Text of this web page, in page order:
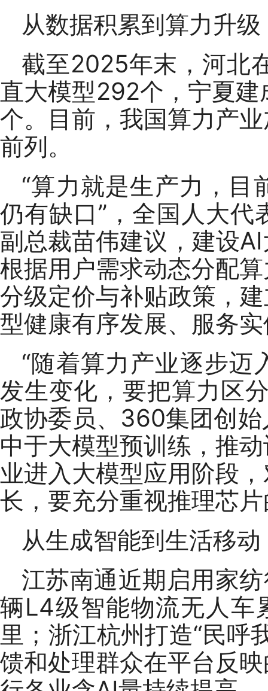
从数据积累到算力升级
截至2025年末，河北
直大模型292个，宁夏
个。目前，我国算力产
前列。
“算力就是生产力，目
仍有缺口”，全国人大
副总裁苗伟建议，建设
根据用户需求动态分配
分级定价与补贴政策，
型健康有序发展、服务
“随着算力产业逐步迈
发生变化，要把算力区
政协委员、360集团创
中于大模型预训练，推
业进入大模型应用阶段
长，要充分重视推理芯
从生成智能到生活移动
江苏南通近期启用家
辆L4级智能物流无人车
里；浙江杭州打造“民呼
馈和处理群众在平台反